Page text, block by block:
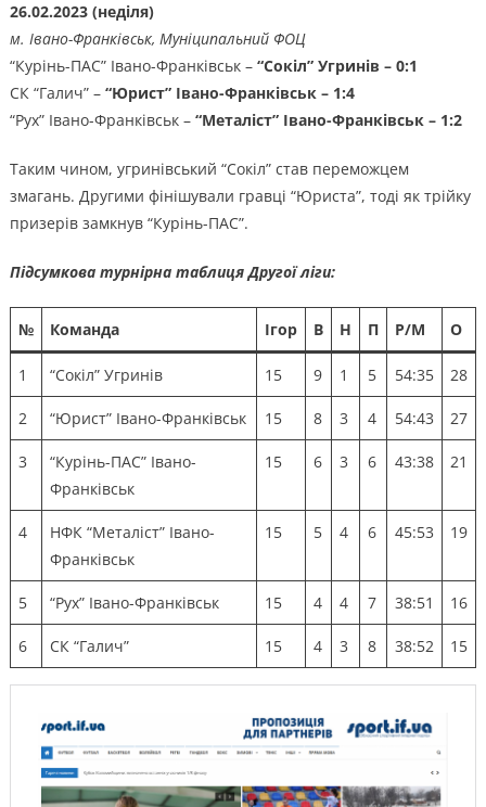
26.02.2023 (неділя)
м. Івано-Франківськ, Муніципальний ФОЦ
“Курінь-ПАС” Івано-Франківськ – “Сокіл” Угринів – 0:1
СК “Галич” – “Юрист” Івано-Франківськ – 1:4
“Рух” Івано-Франківськ – “Металіст” Івано-Франківськ – 1:2
Таким чином, угринівський “Сокіл” став переможцем
змагань. Другими фінішували гравці “Юриста”, тоді як трійку
призерів замкнув “Курінь-ПАС”.
Підсумкова турнірна таблиця Другої ліги:
№ Команда Ігор В Н П Р/М О
1 “Сокіл” Угринів 15 9 1 5 54:35 28
2 “Юрист” Івано-Франківськ 15 8 3 4 54:43 27
3
“Курінь-ПАС” Івано-
Франківськ
15 6 3 6 43:38 21
4
НФК “Металіст” Івано-
Франківськ
15 5 4 6 45:53 19
5 “Рух” Івано-Франківськ 15 4 4 7 38:51 16
6 СК “Галич” 15 4 3 8 38:52 15